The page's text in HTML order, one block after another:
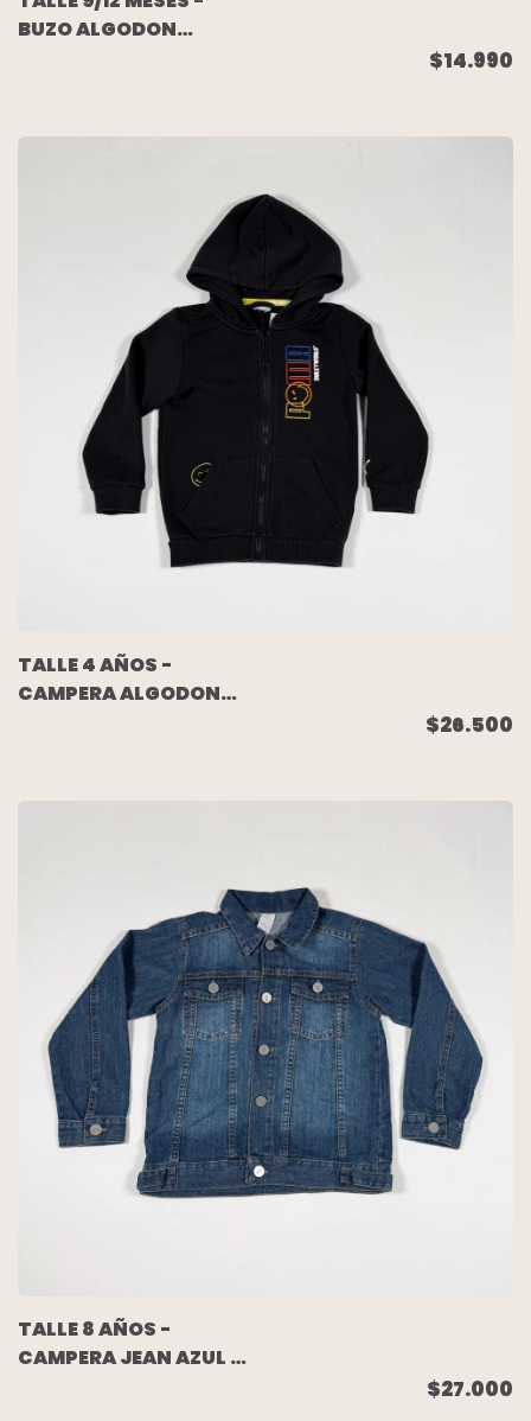
BUZO ALGODON
$14.990
TALLE 4 AÑOS -
CAMPERA ALGODON
$26.500
TALLE 8 AÑOS -
CAMPERA JEAN AZUL -
$27.000